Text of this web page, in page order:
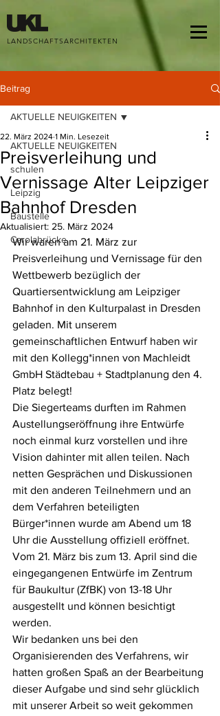
LANDSCHAFTSARCHITEKTEN
Beitrag
AKTUELLE NEUIGKEITEN
schulen
Leipzig
Baustelle
Carolabrücke
AKTUELLE NEUIGKEITEN
Preisverleihung und
Vernissage Alter Leipziger
Bahnhof Dresden
22. März 2024 1 Min. Lesezeit
Aktualisiert: 25. März 2024
Wir waren am 21. März zur
Preisverleihung und Vernissage für den
Wettbewerb bezüglich der
Quartiersentwicklung am Leipziger
Bahnhof in den Kulturpalast in Dresden
geladen. Mit unserem
gemeinschaftlichen Entwurf haben wir
mit den Kollegg*innen von Machleidt
GmbH Städtebau + Stadtplanung den 4.
Platz belegt!
Die Siegerteams durften im Rahmen
Austellungseröffnung ihre Entwürfe
noch einmal kurz vorstellen und ihre
Vision dahinter mit allen teilen. Nach
netten Gesprächen und Diskussionen
mit den anderen Teilnehmern und an
dem Verfahren beteiligten
Bürger*innen wurde am Abend um 18
Uhr die Ausstellung offiziell eröffnet.
Vom 21. März bis zum 13. April sind die
eingegangenen Entwürfe im Zentrum
für Baukultur (ZfBK) von 13-18 Uhr
ausgestellt und können besichtigt
werden.
Wir bedanken uns bei den
Organisierenden des Verfahrens, wir
hatten großen Spaß an der Bearbeitung
dieser Aufgabe und sind sehr glücklich
mit unserer Arbeit so weit gekommen